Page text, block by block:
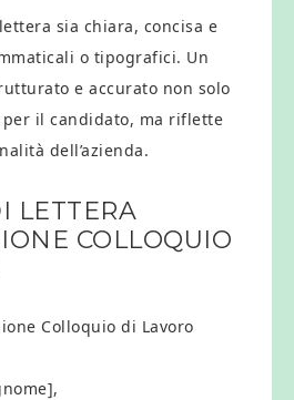
sia chiara, concisa e
o tipografici. Un
e accurato non solo
il candidato, ma riflette
dell’azienda.
LETTERA
COLLOQUIO
Colloquio di Lavoro